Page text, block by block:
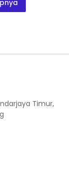
Timur,